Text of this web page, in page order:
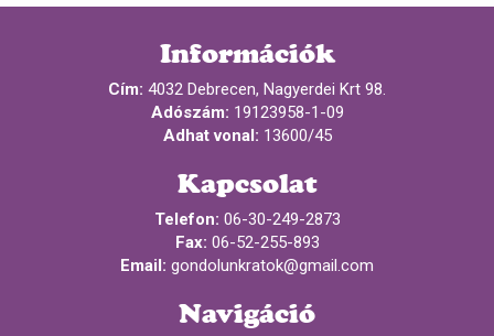
Információk
Cím: 4032 Debrecen, Nagyerdei Krt 98.
Adószám: 19123958-1-09
Adhat vonal: 13600/45
Kapcsolat
Telefon: 06-30-249-2873
Fax: 06-52-255-893
Email: gondolunkratok@gmail.com
Navigáció